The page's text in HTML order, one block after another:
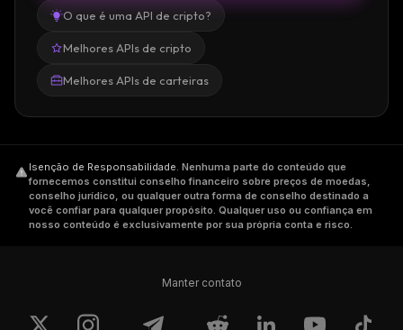
O que é uma API de cripto?
Melhores APIs de cripto
Melhores APIs de carteiras
Isenção de Responsabilidade. Nenhuma parte do conteúdo que
fornecemos constitui conselho financeiro sobre preços de moedas,
conselho jurídico, ou qualquer outra forma de conselho destinado a
você confiar para qualquer propósito. Qualquer uso ou confiança em
nosso conteúdo é exclusivamente por sua própria conta e risco.
Manter contato